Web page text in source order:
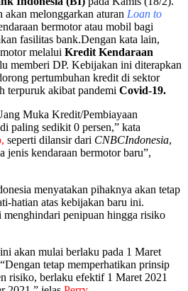
melonggarkan aturan Loan to
bermotor atau mobil bagi
fasilitas bank.Dengan kata lain,
melalui Kredit Kendaraan
memberi DP. Kebijakan ini diterapkan
pertumbuhan kredit di sektor
terpuruk akibat pandemi Covid-19.
Muka Kredit/Pembiayaan
paling sedikit 0 persen,” kata
seperti dilansir dari CNBCIndonesia,
jenis kendaraan bermotor baru”,
menyatakan pihaknya akan tetap
hatian atas kebijakan baru ini.
penipuan hingga risiko
akan mulai berlaku pada 1 Maret
tetap memperhatikan prinsip
risiko, berlaku efektif 1 Maret 2021